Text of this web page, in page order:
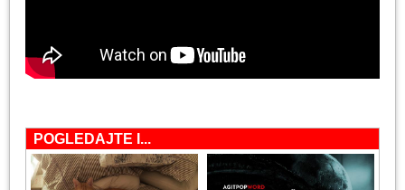
POGLEDAJTE I...